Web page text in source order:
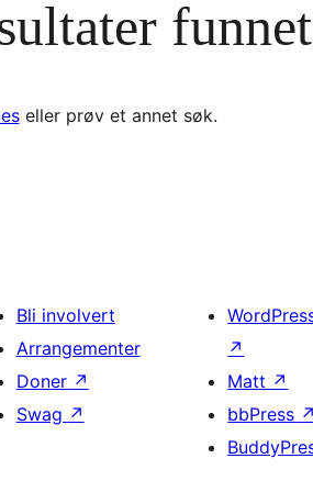
funnet
eller prøv et annet søk.
Bli involvert
Arrangementer
Doner ↗
Swag ↗
↗
Matt ↗
bbPress ↗